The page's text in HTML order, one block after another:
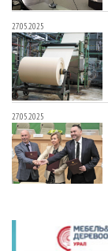
27.05.2025
27.05.2025